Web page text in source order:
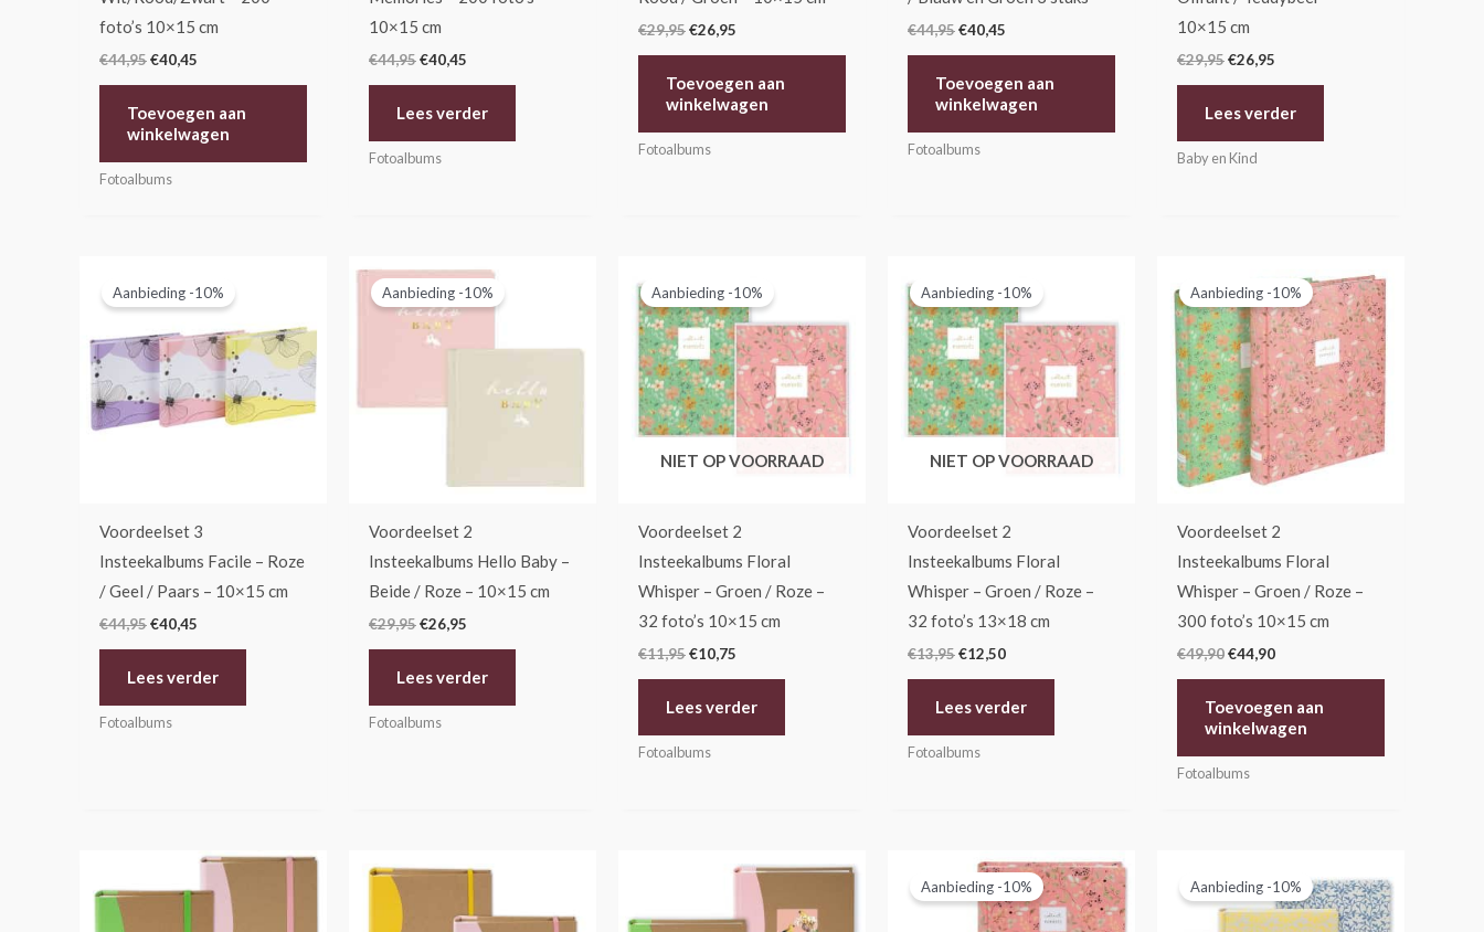
foto’s 10×15 cm
€44,95€40,45
Toevoegen aan
winkelwagen
Fotoalbums
10×15 cm
€44,95€40,45
Lees verder
Fotoalbums
€29,95€26,95
Toevoegen aan
winkelwagen
Fotoalbums
€44,95€40,45
Toevoegen aan
winkelwagen
Fotoalbums
10×15 cm
€29,95€26,95
Lees verder
Baby en Kind
Aanbieding -10%
Voordeelset 3
Insteekalbums Facile – Roze
/ Geel / Paars – 10×15 cm
€44,95
prijs
was:
€40,45
prijs
is:
Lees verder
Fotoalbums
Aanbieding -10%
Voordeelset 2
Insteekalbums Hello Baby –
Beide / Roze – 10×15 cm
€29,95
prijs
was:
€29,95.
€26,95
prijs
is:
Lees verder
Fotoalbums
NIET OP VOORRAAD
Aanbieding -10%
Voordeelset 2
Insteekalbums Floral
Whisper – Groen / Roze –
32 foto’s 10×15 cm
€11,95
prijs
was:
€11,95.
€10,75
prijs
is:
€10,75.
Lees verder
Fotoalbums
NIET OP VOORRAAD
Aanbieding -10%
Voordeelset 2
Insteekalbums Floral
Whisper – Groen / Roze –
32 foto’s 13×18 cm
€13,95
prijs
was:
€13,95.
€12,50
prijs
is:
€12,50.
Lees verder
Fotoalbums
Aanbieding -10%
Voordeelset 2
Insteekalbums Floral
Whisper – Groen / Roze –
300 foto’s 10×15 cm
€49,90
prijs
was:
€49,90.
€44,90
prijs
is:
€44,90.
Toevoegen aan
winkelwagen
Fotoalbums
Aanbieding -10%
Oorspronkelijke
prijs
was:
€29,95.
Huidige
prijs
is:
€26,95.
Aanbieding -10%
prijs
was:
€44,95.
prijs
is:
€40,45.